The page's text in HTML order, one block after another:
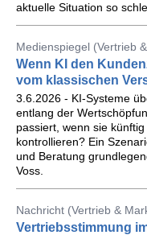
aktuelle Situation so
Medienspiegel (Vertrieb
Wenn KI den
vom klassischen
3.6.2026 - KI-Systeme
entlang der
passiert, wenn sie
kontrollieren? Ein
und Beratung
Voss.
Nachricht (Vertrieb &
Vertriebsstimmung